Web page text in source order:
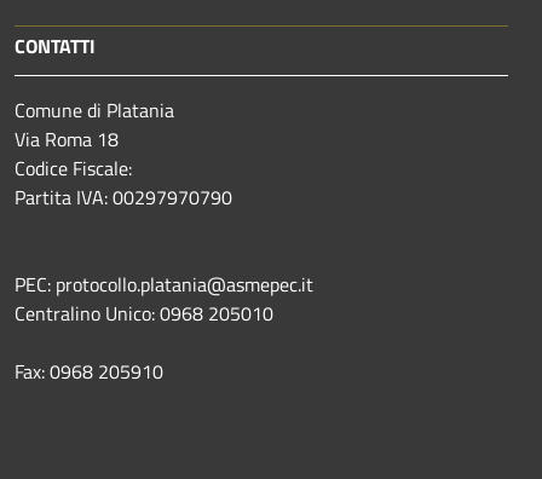
CONTATTI
Comune di Platania
Via Roma 18
Codice Fiscale:
Partita IVA: 00297970790
PEC: protocollo.platania@asmepec.it
Centralino Unico: 0968 205010
Fax: 0968 205910